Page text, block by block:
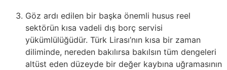
Göz ardı edilen bir başka önemli husus reel
sektörün kısa vadeli dış borç servisi
yükümlülüğüdür. Türk Lirası’nın kısa bir zaman
diliminde, nereden bakılırsa bakılsın tüm dengeleri
altüst eden düzeyde bir değer kaybına uğramasının